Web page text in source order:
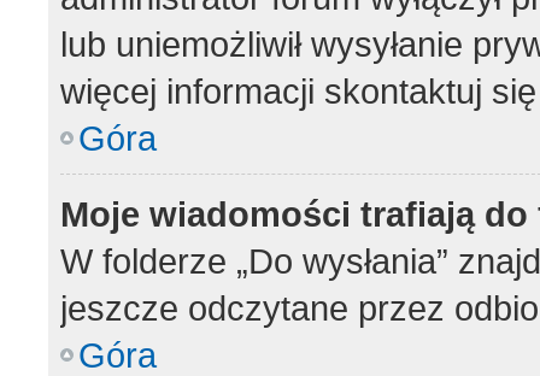
lub uniemożliwił wysyłanie
więcej informacji skontaktuj
Góra
Moje wiadomości trafiają do
W folderze „Do wysłania”
jeszcze odczytane przez
Góra